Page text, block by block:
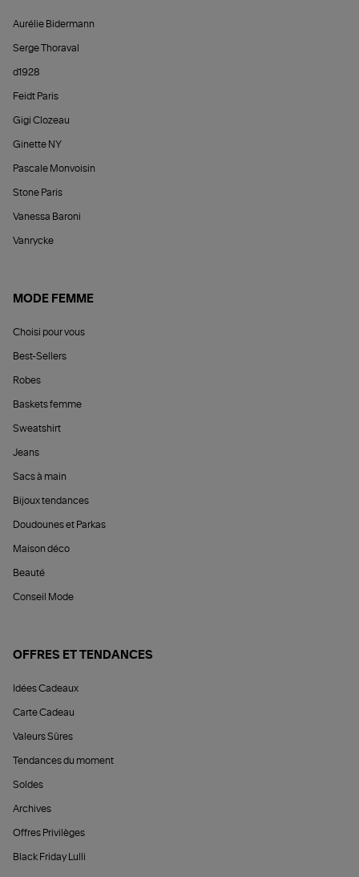
Aurélie Bidermann
Serge Thoraval
d1928
Feidt Paris
Gigi Clozeau
Ginette NY
Pascale Monvoisin
Stone Paris
Vanessa Baroni
Vanrycke
MODE FEMME
Choisi pour vous
Best-Sellers
Robes
Baskets femme
Sweatshirt
Jeans
Sacs à main
Bijoux tendances
Doudounes et Parkas
Maison déco
Beauté
Conseil Mode
OFFRES ET TENDANCES
Idées Cadeaux
Carte Cadeau
Valeurs Sûres
Tendances du moment
Soldes
Archives
Offres Privilèges
Black Friday Lulli